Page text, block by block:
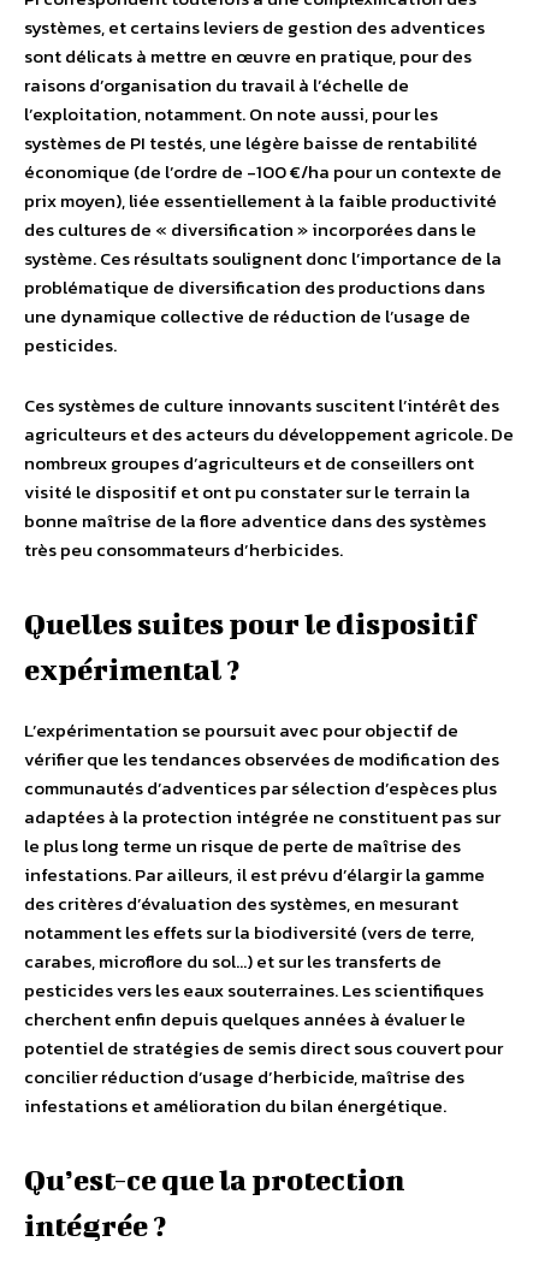
systèmes, et certains leviers de gestion des adventices
sont délicats à mettre en œuvre en pratique, pour des
raisons d’organisation du travail à l’échelle de
l’exploitation, notamment. On note aussi, pour les
systèmes de PI testés, une légère baisse de rentabilité
économique (de l’ordre de -100 €/ha pour un contexte de
prix moyen), liée essentiellement à la faible productivité
des cultures de « diversification » incorporées dans le
système. Ces résultats soulignent donc l’importance de la
problématique de diversification des productions dans
une dynamique collective de réduction de l’usage de
pesticides.
Ces systèmes de culture innovants suscitent l’intérêt des
agriculteurs et des acteurs du développement agricole. De
nombreux groupes d’agriculteurs et de conseillers ont
visité le dispositif et ont pu constater sur le terrain la
bonne maîtrise de la flore adventice dans des systèmes
très peu consommateurs d’herbicides.
Quelles suites pour le dispositif
expérimental ?
L’expérimentation se poursuit avec pour objectif de
vérifier que les tendances observées de modification des
communautés d’adventices par sélection d’espèces plus
adaptées à la protection intégrée ne constituent pas sur
le plus long terme un risque de perte de maîtrise des
infestations. Par ailleurs, il est prévu d’élargir la gamme
des critères d’évaluation des systèmes, en mesurant
notamment les effets sur la biodiversité (vers de terre,
carabes, microflore du sol…) et sur les transferts de
pesticides vers les eaux souterraines. Les scientifiques
cherchent enfin depuis quelques années à évaluer le
potentiel de stratégies de semis direct sous couvert pour
concilier réduction d’usage d’herbicide, maîtrise des
infestations et amélioration du bilan énergétique.
Qu’est-ce que la protection
intégrée ?